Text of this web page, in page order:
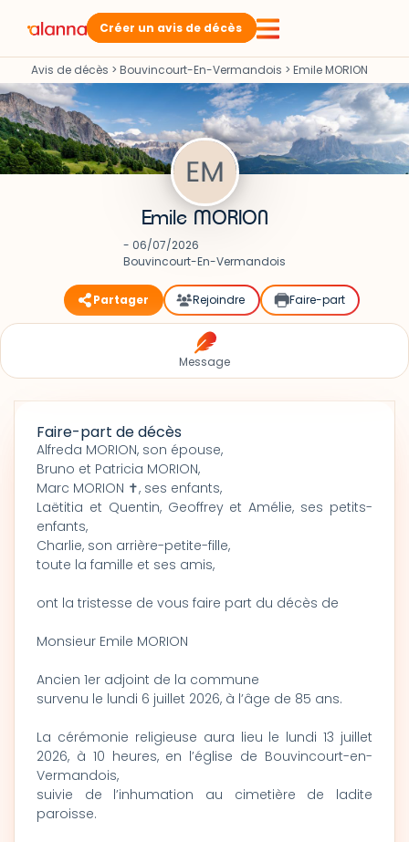
Créer un avis de décès
Avis de décès > Bouvincourt-En-Vermandois > Emile MORION
Emile MORION
- 06/07/2026
Bouvincourt-En-Vermandois
Partager Rejoindre Faire-part
Message
Faire-part de décès
Alfreda MORION, son épouse,
Bruno et Patricia MORION,
Marc MORION ✝, ses enfants,
Laëtitia et Quentin, Geoffrey et Amélie, ses petits-
enfants,
Charlie, son arrière-petite-fille,
toute la famille et ses amis,
ont la tristesse de vous faire part du décès de
Monsieur Emile MORION
Ancien 1er adjoint de la commune
survenu le lundi 6 juillet 2026, à l’âge de 85 ans.
La cérémonie religieuse aura lieu le lundi 13 juillet
2026, à 10 heures, en l’église de Bouvincourt-en-
Vermandois,
suivie de l’inhumation au cimetière de ladite
paroisse.